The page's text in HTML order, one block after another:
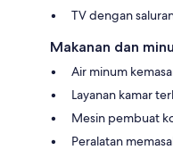
TV dengan
Makanan dan
Air minum
Layanan kamar
Mesin pembuat
Peralatan